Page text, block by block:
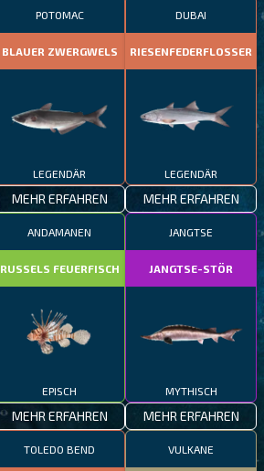
POTOMAC
BLAUER ZWERGWELS
LEGENDÄR
MEHR ERFAHREN
DUBAI
RIESENFEDERFLOSSER
LEGENDÄR
MEHR ERFAHREN
ANDAMANEN
RUSSELS FEUERFISCH
EPISCH
MEHR ERFAHREN
JANGTSE
JANGTSE-STÖR
MYTHISCH
MEHR ERFAHREN
TOLEDO BEND VULKANE